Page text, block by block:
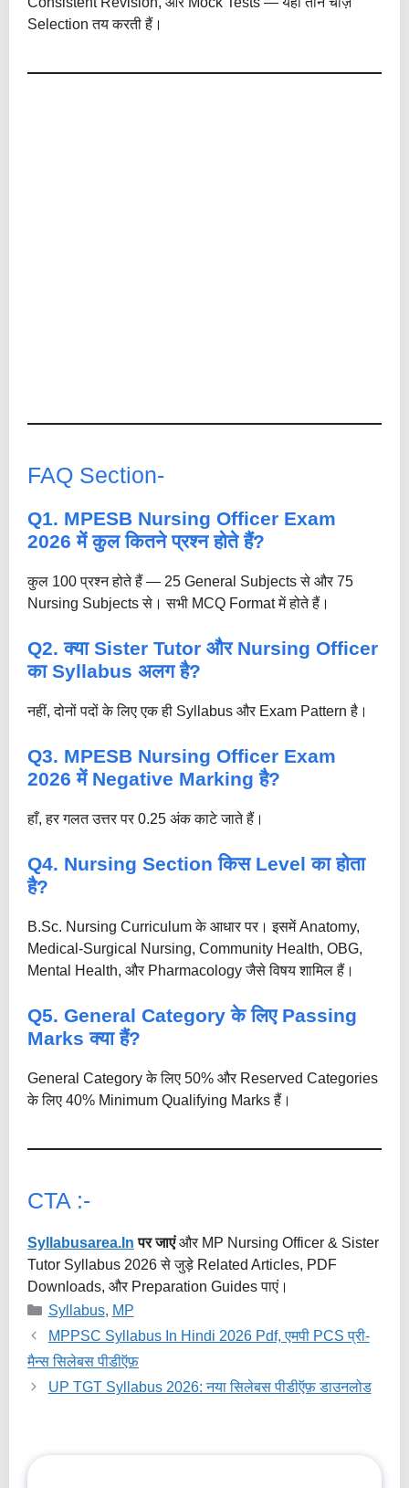
Selection तय करती हैं।
FAQ Section-
Q1. MPESB Nursing Officer Exam
2026 में कुल कितने प्रश्न होते हैं?
कुल 100 प्रश्न होते हैं — 25 General Subjects से और 75
Nursing Subjects से। सभी MCQ Format में होते हैं।
Q2. क्या Sister Tutor और Nursing Officer
का Syllabus अलग है?
नहीं, दोनों पदों के लिए एक ही Syllabus और Exam Pattern है।
Q3. MPESB Nursing Officer Exam
2026 में Negative Marking है?
हाँ, हर गलत उत्तर पर 0.25 अंक काटे जाते हैं।
Q4. Nursing Section किस Level का होता
है?
B.Sc. Nursing Curriculum के आधार पर। इसमें Anatomy,
Medical-Surgical Nursing, Community Health, OBG,
Mental Health, और Pharmacology जैसे विषय शामिल हैं।
Q5. General Category के लिए Passing
Marks क्या हैं?
General Category के लिए 50% और Reserved Categories
के लिए 40% Minimum Qualifying Marks हैं।
CTA :-
Syllabusarea.in पर जाएंऔर MP Nursing Officer & Sister
Tutor Syllabus 2026 से जुड़े Related Articles, PDF
Downloads, और Preparation Guides पाएं।
Categories
Syllabus, MP
MPPSC Syllabus In Hindi 2026 Pdf, एमपी PCS प्री-
मैन्स सिलेबस पीडीऍफ़
UP TGT Syllabus 2026: नया सिलेबस पीडीऍफ़ डाउनलोड